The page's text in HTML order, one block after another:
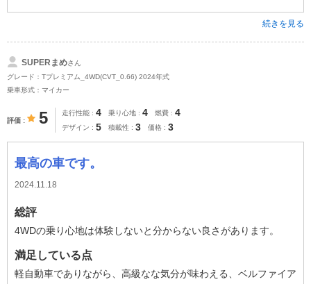
続きを見る
SUPERまめさん
グレード：Tプレミアム_4WD(CVT_0.66) 2024年式
乗車形式：マイカー
評価 5 走行性能 4 乗り心地 4 燃費 4
デザイン 5 積載性 3 価格 3
最高の車です。
2024.11.18
総評
4WDの乗り心地は体験しないと分からない良さがあります。
満足している点
軽自動車でありながら、高級なな気分が味わえる、ベルファイア